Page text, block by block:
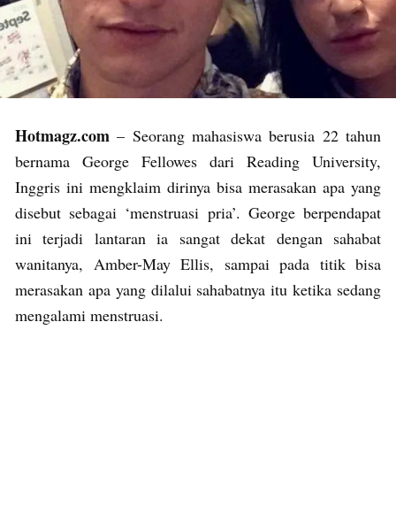
Hotmagz.com – Seorang mahasiswa berusia 22 tahun
bernama George Fellowes dari Reading University,
Inggris ini mengklaim dirinya bisa merasakan apa yang
disebut sebagai ‘menstruasi pria’. George berpendapat
ini terjadi lantaran ia sangat dekat dengan sahabat
wanitanya, Amber-May Ellis, sampai pada titik bisa
merasakan apa yang dilalui sahabatnya itu ketika sedang
mengalami menstruasi.